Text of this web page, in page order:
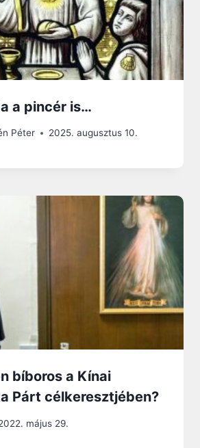
a pincér is…
Péter 2025. augusztus 10.
bíboros a Kínai
Párt célkeresztjében?
május 29.